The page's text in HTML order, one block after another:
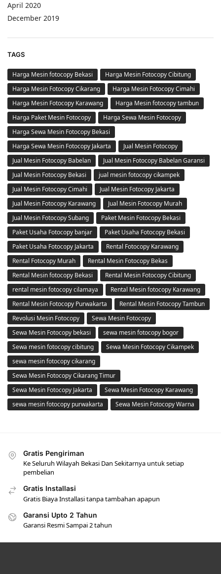
April 2020
December 2019
TAGS
Harga Mesin fotocopy Bekasi
Harga Mesin Fotocopy Cibitung
Harga Mesin Fotocopy Cikarang
Harga Mesin Fotocopy Cimahi
Harga Mesin Fotocopy Karawang
Harga Mesin fotocopy tambun
Harga Paket Mesin Fotocopy
Harga Sewa Mesin Fotocopy
Harga Sewa Mesin Fotocopy Bekasi
Harga Sewa Mesin Fotocopy Jakarta
Jual Mesin Fotocopy
Jual Mesin Fotocopy Babelan
Jual Mesin Fotocopy Babelan Garansi
Jual Mesin Fotocopy Bekasi
jual mesin fotocopy cikampek
Jual Mesin Fotocopy Cimahi
Jual Mesin Fotocopy Jakarta
Jual Mesin Fotocopy Karawang
Jual Mesin Fotocopy Murah
Jual Mesin Fotocopy Subang
Paket Mesin Fotocopy Bekasi
Paket Usaha Fotocopy banjar
Paket Usaha Fotocopy Bekasi
Paket Usaha Fotocopy Jakarta
Rental Fotocopy Karawang
Rental Fotocopy Murah
Rental Mesin Fotocopy Bekas
Rental Mesin fotocopy Bekasi
Rental Mesin Fotocopy Cibitung
rental mesin fotocopy cilamaya
Rental Mesin fotocopy Karawang
Rental Mesin Fotocopy Purwakarta
Rental Mesin Fotocopy Tambun
Revolusi Mesin Fotocopy
Sewa Mesin Fotocopy
Sewa Mesin Fotocopy bekasi
sewa mesin fotocopy bogor
Sewa mesin fotocopy cibitung
Sewa Mesin Fotocopy Cikampek
sewa mesin fotocopy cikarang
Sewa Mesin Fotocopy Cikarang Timur
Sewa Mesin Fotocopy Jakarta
Sewa Mesin Fotocopy Karawang
sewa mesin fotocopy purwakarta
Sewa Mesin Fotocopy Warna
Gratis Pengiriman
Ke Seluruh Wilayah Bekasi Dan Sekitarnya untuk setiap
pembelian
Gratis Installasi
Gratis Biaya Installasi tanpa tambahan apapun
Garansi Upto 2 Tahun
Garansi Resmi Sampai 2 tahun